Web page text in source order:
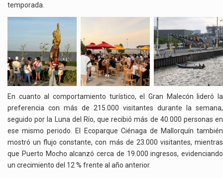
temporada.
En cuanto al comportamiento turístico, el Gran Malecón lideró la
preferencia con más de 215.000 visitantes durante la semana,
seguido por la Luna del Río, que recibió más de 40.000 personas en
ese mismo periodo. El Ecoparque Ciénaga de Mallorquín también
mostró un flujo constante, con más de 23.000 visitantes, mientras
que Puerto Mocho alcanzó cerca de 19.000 ingresos, evidenciando
un crecimiento del 12 % frente al año anterior.